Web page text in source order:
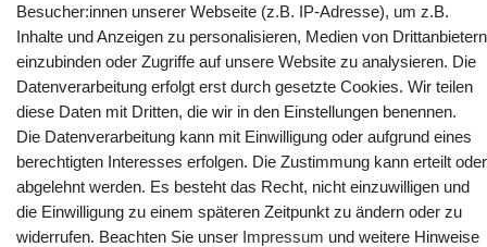
YouTube Facebook Instagram
Besucher:innen unserer Webseite (z.B. IP-Adresse), um z.B.
Inhalte und Anzeigen zu personalisieren, Medien von Drittanbietern
einzubinden oder Zugriffe auf unsere Website zu analysieren. Die
Datenverarbeitung erfolgt erst durch gesetzte Cookies. Wir teilen
diese Daten mit Dritten, die wir in den Einstellungen benennen.
Die Datenverarbeitung kann mit Einwilligung oder aufgrund eines
berechtigten Interesses erfolgen. Die Zustimmung kann erteilt oder
abgelehnt werden. Es besteht das Recht, nicht einzuwilligen und
die Einwilligung zu einem späteren Zeitpunkt zu ändern oder zu
widerrufen. Beachten Sie unser Impressum und weitere Hinweise